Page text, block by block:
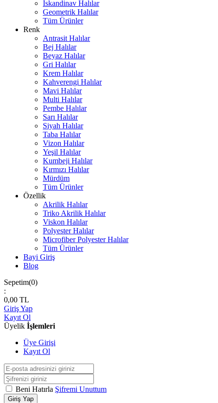
İskandinav Halılar
Geometrik Halılar
Tüm Ürünler
Renk
Antrasit Halılar
Bej Halılar
Beyaz Halılar
Gri Halılar
Krem Halılar
Kahverengi Halılar
Mavi Halılar
Multi Halılar
Pembe Halılar
Sarı Halılar
Siyah Halılar
Taba Halılar
Vizon Halılar
Yeşil Halılar
Kumbeji Halılar
Kırmızı Halılar
Mürdüm
Tüm Ürünler
Özellik
Akrilik Halılar
Triko Akrilik Halılar
Viskon Halılar
Polyester Halılar
Microfiber Polyester Halılar
Tüm Ürünler
Bayi Giriş
Blog
Sepetim(0)
:
0,00 TL
Giriş Yap
Kayıt Ol
Üyelik İşlemleri
Üye Girişi
Kayıt Ol
Beni Hatırla Şifremi Unuttum
Giriş Yap